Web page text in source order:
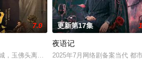
鉴定技术的支持下，通过摸排、勘查等传
7.0
，玉佛头离奇失窃，戏班主横尸戏台，将冷血
更新第17集
夜语记
2025年7月网络剧备案当代 都